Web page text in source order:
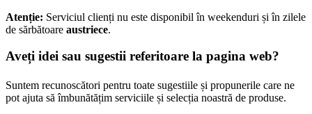
Atenție: Serviciul clienți nu este disponibil în weekenduri și în zilele
de sărbătoare austriece.
Aveți idei sau sugestii referitoare la pagina web?
Suntem recunoscători pentru toate sugestiile și propunerile care ne
pot ajuta să îmbunătățim serviciile și selecția noastră de produse.